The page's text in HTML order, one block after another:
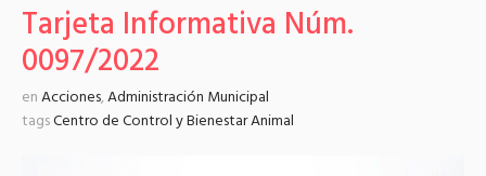
Tarjeta Informativa Núm.
0097/2022
enAcciones,Administración Municipal
tagsCentro de Control y Bienestar Animal